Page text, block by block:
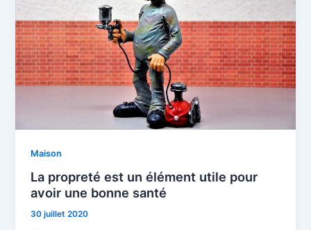
Maison
La propreté est un élément utile pour
avoir une bonne santé
30 juillet 2020